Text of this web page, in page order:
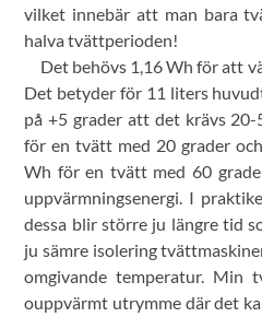
vilket innebär att man bara
halva tvättperioden!
Det behövs 1,16 Wh för att
Det betyder för 11 liters
på +5 grader att det krävs
för en tvätt med 20 grader
Wh för en tvätt med 60
uppvärmningsenergi. I
dessa blir större ju längre tid
ju sämre isolering
omgivande temperatur. Min
ouppvärmt utrymme där det